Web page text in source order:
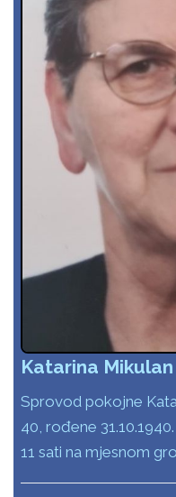
Katarina Mikulan
Sprovod pokojne
40, rođene
11 sati na mjesnom